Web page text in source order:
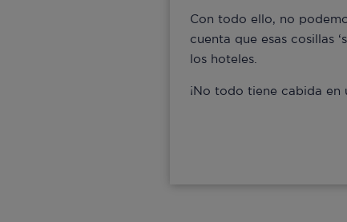
Con todo ello, no
cuenta que esas cosillas
los hoteles.
¡No todo tiene cabida en